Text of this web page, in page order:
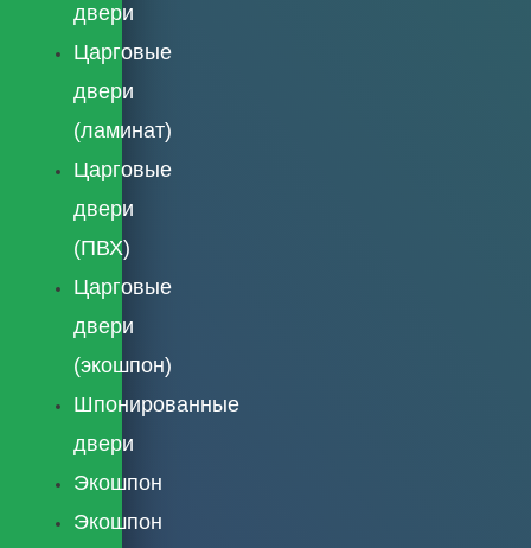
двери
Царговые
двери
(ламинат)
Царговые
двери
(ПВХ)
Царговые
двери
(экошпон)
Шпонированные
двери
Экошпон
Экошпон